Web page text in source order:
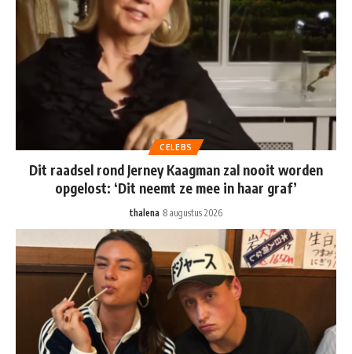
CELEBS
Dit raadsel rond Jerney Kaagman zal nooit worden
opgelost: ‘Dit neemt ze mee in haar graf’
thalena 8 augustus 2026